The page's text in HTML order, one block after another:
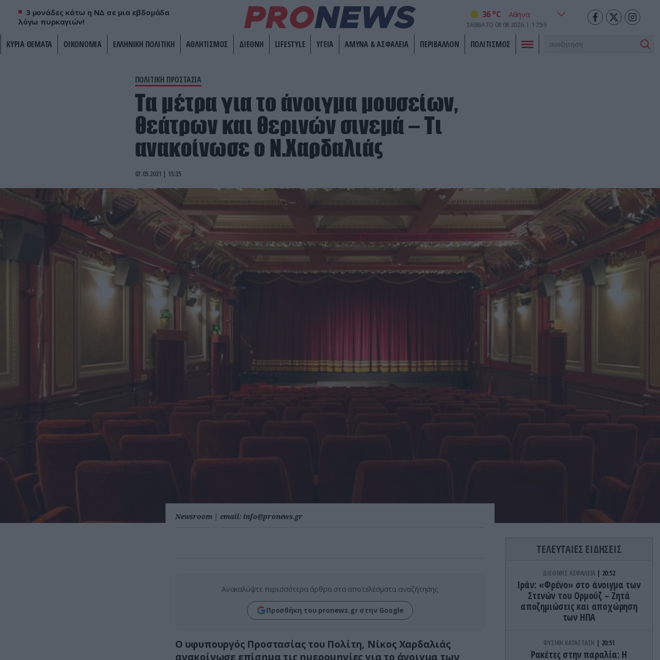
3 μονάδες κάτω η ΝΔ σε μια εβδομάδα
λόγω πυρκαγιών!
36 oC
ΣΑΒΒΑΤΟ 08 08 2026 17:59
ΚΥΡΙΑ ΘΕΜΑΤΑ ΟΙΚΟΝΟΜΙΑ ΕΛΛΗΝΙΚΗ ΠΟΛΙΤΙΚΗ ΑΘΛΗΤΙΣΜΟΣ ΔΙΕΘΝΗ LIFESTYLE ΥΓΕΙΑ ΑΜΥΝΑ & ΑΣΦΑΛΕΙΑ ΠΕΡΙΒΑΛΛΟΝ ΠΟΛΙΤΙΣΜΟΣ
ΠΟΛΙΤΙΚΗ ΠΡΟΣΤΑΣΙΑ
Τα μέτρα για το άνοιγμα μουσείων,
θεάτρων και θερινών σινεμά – Τι
ανακοίνωσε ο Ν.Χαρδαλιάς
07.05.2021 | 15:35
Newsroom | email: info@pronews.gr
Ανακαλύψτε περισσότερα άρθρα στα αποτελέσματα αναζήτησης
Προσθήκη του pronews.gr στην Google
Ο υφυπουργός Προστασίας του Πολίτη, Νίκος Χαρδαλιάς
ανακοίνωσε επίσημα τις ημερομηνίες για το άνοιγμα των
ΤΕΛΕΥΤΑΙΕΣ ΕΙΔΗΣΕΙΣ
ΔΙΕΘΝΗΣ ΑΣΦΑΛΕΙΑ 20:52
Ιράν: «Φρένο» στο άνοιγμα των
Στενών του Ορμούζ – Ζητά
αποζημιώσεις και αποχώρηση
των ΗΠΑ
ΦΥΣΙΚΗ ΚΑΤΑΣΤΑΣΗ 20:51
Ρακέτες στην παραλία: Η